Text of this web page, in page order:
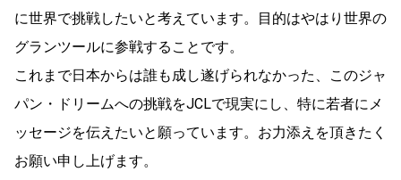
に世界で挑戦したいと考えています。目的はやはり世界の
グランツールに参戦することです。
これまで日本からは誰も成し遂げられなかった、このジャ
パン・ドリームへの挑戦をJCLで現実にし、特に若者にメ
ッセージを伝えたいと願っています。お力添えを頂きたく
お願い申し上げます。